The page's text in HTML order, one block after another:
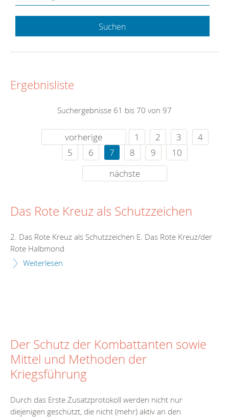
Suchen
Ergebnisliste
Suchergebnisse 61 bis 70 von 97
vorherige 1 2 3
4
5
6 7 8 9
10
nächste
Das Rote Kreuz als Schutzzeichen
2. Das Rote Kreuz als Schutzzeichen E. Das Rote Kreuz/der
Rote Halbmond
Weiterlesen
Der Schutz der Kombattanten sowie
Mittel und Methoden der
Kriegsführung
Durch das Erste Zusatzprotokoll werden nicht nur
diejenigen geschützt, die nicht (mehr) aktiv an den